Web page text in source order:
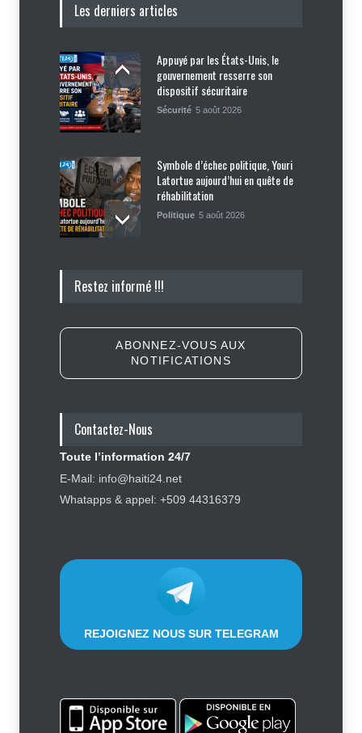
Les derniers articles
Appuyé par les États-Unis, le
gouvernement resserre son
dispositif sécuritaire
Sécurité 5 août 2026
Symbole d’échec politique, Youri
Latortue aujourd’hui en quête de
réhabilitation
Politique 5 août 2026
Airways se multiplient, des clients
Élections : Alix Didier Fils-Aimé
Haïti : Sandra Paulemon appelle à
accélérer la campagne de
Restez informé !!!
ABONNEZ-VOUS AUX
NOTIFICATIONS
Contactez-Nous
Toute l’information 24/7
E-Mail: info@haiti24.net
Whatapps & appel: +509 44316379
REJOIGNEZ NOUS SUR TELEGRAM